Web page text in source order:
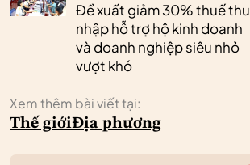
Đề xuất giảm 30% thuế thu
nhập hỗ trợ hộ kinh doanh
và doanh nghiệp siêu nhỏ
vượt khó
Xem thêm bài viết tại:
Thế giớiĐịa phương